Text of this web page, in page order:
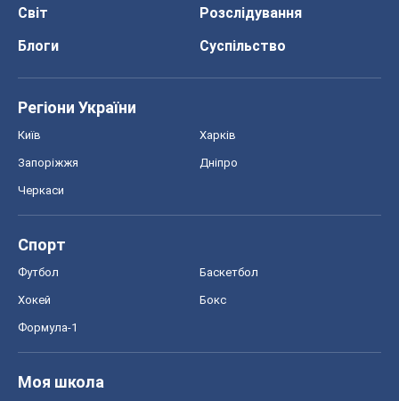
Світ
Розслідування
Блоги
Суспільство
Регіони України
Київ Харків
Запоріжжя Дніпро
Черкаси
Спорт
Футбол Баскетбол
Хокей Бокс
Формула-1
Моя школа